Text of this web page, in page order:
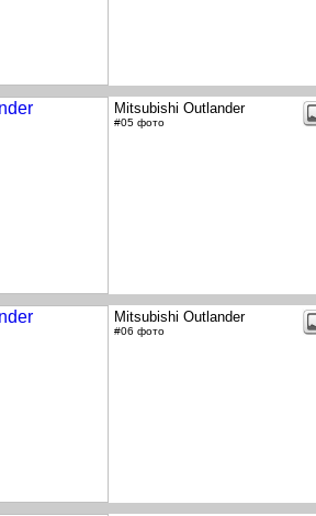
Mitsubishi Outlander
#05 фото
Mitsubishi Outlander
#06 фото